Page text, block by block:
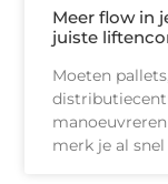
Meer flow in
juiste
Moeten
merk je al